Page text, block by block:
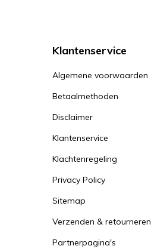
Klantenservice
Algemene voorwaarden
Betaalmethoden
Disclaimer
Klantenservice
Klachtenregeling
Privacy Policy
Sitemap
Verzenden & retourneren
Partnerpagina's